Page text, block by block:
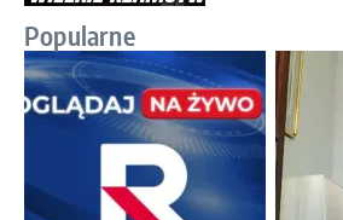
Popularne